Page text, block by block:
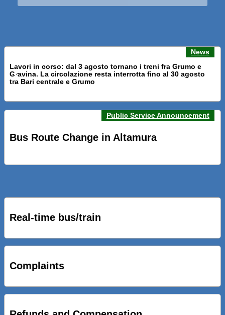
News
Lavori in corso: dal 3 agosto tornano i treni fra Grumo e
Gravina. La circolazione resta interrotta fino al 30 agosto
tra Bari centrale e Grumo
PRESENTATI A BARI NUOVI SERVIZI FALMAPS E LIVECHAT.
IL TUO BUS ED IL TUO TRENO
CICLOPEDONALE FAL CONSEGNA ALLA CITTA’ LE NOVE
OPERE DEL PROGETTO
AL VIA SERVIZIO DI BIKE SHARING A POTENZA CON
VAIMOO PER UTENTI FAL SCONTI SULL’UTILIZZO DELLE
Previous news Next
Public Service Announcement
Bus Route Change in Altamura
Real-time bus/train
Complaints